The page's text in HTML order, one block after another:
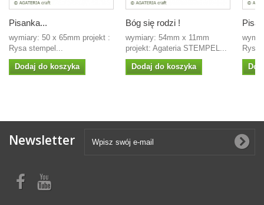
Pisanka...
wymiary: 50 x 65mm projekt :
Rysa stempel...
Dodaj do koszyka
Bóg się rodzi !
wymiary: 54mm x 11mm
projekt: Agateria STEMPEL...
Dodaj do koszyka
Rysa
Newsletter